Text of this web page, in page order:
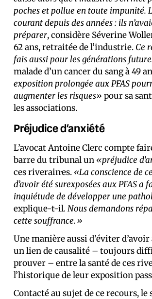
poches et pollue en toute impunité.
courant depuis des années : ils
préparer, considère Séverine
62 ans, retraitée de l’industrie. Ce
fais aussi pour les générations
malade d’un cancer du sang à 49
exposition prolongée aux PFAS
augmenter les risques» pour sa
les associations.
Préjudice d’anxiété
L’avocat Antoine Clerc compte
barre du tribunal un «préjudice
ces riverain·es. «La conscience de
d’avoir été surexposées aux PFAS a
inquiétude de développer une
explique-t-il. Nous demandons
cette souffrance.»
Une manière aussi d’éviter
un lien de causalité – toujours
prouver – entre la santé de ces
l’historique de leur exposition
Contacté au sujet de ce recours, le